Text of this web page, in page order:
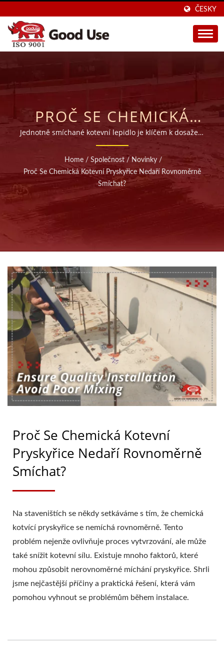
ČESKY
PROČ SE CHEMICKÁ
KOTVÍCÍ PRYSKYŘICE
NEDOKÁŽE
ROVNOMĚRNĚ
SMÍCHAT? |
PRODÁVÁNO VE 40
ZEMÍCH, VÝROBCE
INJEKTOVATELNÝCH
CHEMICKÝCH KOTEV
OD ROKU 1997 | GOOD
USE
Jednotně smíchané kotevní lepidlo je klíčem k dosažení
kvalitní práce s kotvením armatur.
Home / Společnost / Novinky /
Proč Se Chemická Kotevní Pryskyřice Nedaří Rovnoměrně
Smíchat?
Proč Se Chemická Kotevní
Pryskyřice Nedaří Rovnoměrně
Smíchat?
Na staveništích se někdy setkáváme s tím, že chemická
kotvící pryskyřice se nemíchá rovnoměrně. Tento
problém nejenže ovlivňuje proces vytvrzování, ale může
také snížit kotevní sílu. Existuje mnoho faktorů, které
mohou způsobit nerovnoměrné míchání pryskyřice. Shrli
jsme nejčastější příčiny a praktická řešení, která vám
pomohou vyhnout se problémům během instalace.